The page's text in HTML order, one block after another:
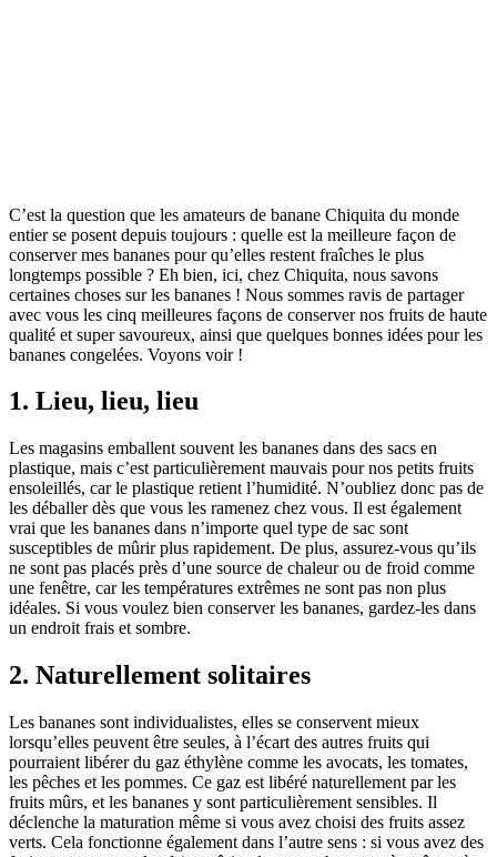
C’est la question que les amateurs de banane Chiquita du monde
entier se posent depuis toujours : quelle est la meilleure façon de
conserver mes bananes pour qu’elles restent fraîches le plus
longtemps possible ? Eh bien, ici, chez Chiquita, nous savons
certaines choses sur les bananes ! Nous sommes ravis de partager
avec vous les cinq meilleures façons de conserver nos fruits de haute
qualité et super savoureux, ainsi que quelques bonnes idées pour les
bananes congelées. Voyons voir !
1. Lieu, lieu, lieu
Les magasins emballent souvent les bananes dans des sacs en
plastique, mais c’est particulièrement mauvais pour nos petits fruits
ensoleillés, car le plastique retient l’humidité. N’oubliez donc pas de
les déballer dès que vous les ramenez chez vous. Il est également
vrai que les bananes dans n’importe quel type de sac sont
susceptibles de mûrir plus rapidement. De plus, assurez-vous qu’ils
ne sont pas placés près d’une source de chaleur ou de froid comme
une fenêtre, car les températures extrêmes ne sont pas non plus
idéales. Si vous voulez bien conserver les bananes, gardez-les dans
un endroit frais et sombre.
2. Naturellement solitaires
Les bananes sont individualistes, elles se conservent mieux
lorsqu’elles peuvent être seules, à l’écart des autres fruits qui
pourraient libérer du gaz éthylène comme les avocats, les tomates,
les pêches et les pommes. Ce gaz est libéré naturellement par les
fruits mûrs, et les bananes y sont particulièrement sensibles. Il
déclenche la maturation même si vous avez choisi des fruits assez
verts. Cela fonctionne également dans l’autre sens : si vous avez des